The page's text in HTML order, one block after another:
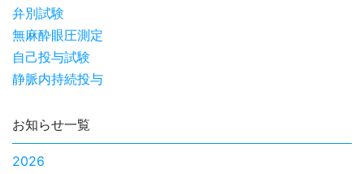
弁別試験
無麻酔眼圧測定
自己投与試験
静脈内持続投与
お知らせ一覧
2026